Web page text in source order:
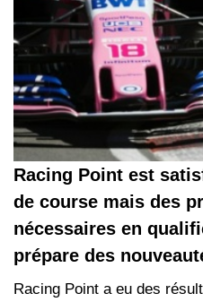
Racing Point est
de course mais des
nécessaires en
prépare des
Racing Point a eu des